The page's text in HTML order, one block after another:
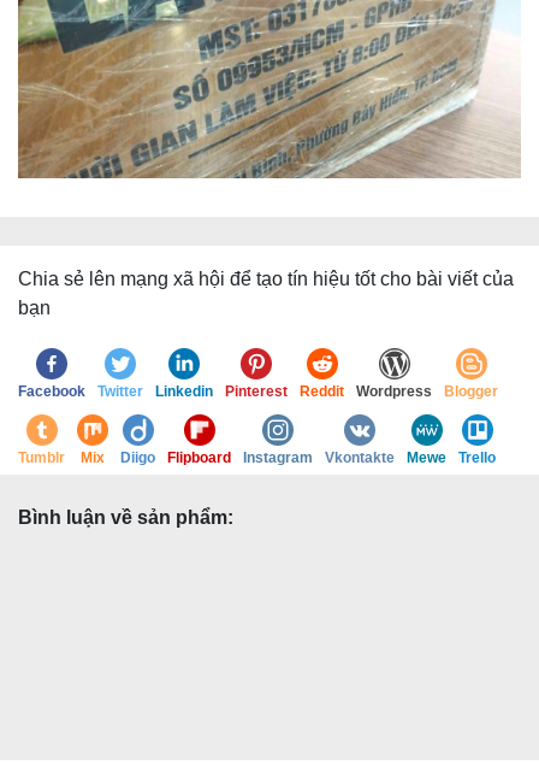
Chia sẻ lên mạng xã hội để tạo tín hiệu tốt cho bài viết của
bạn
Facebook Twitter Linkedin Pinterest Reddit Wordpress Blogger
Tumblr Mix Diigo Flipboard Instagram Vkontakte Mewe Trello
Bình luận về sản phẩm: